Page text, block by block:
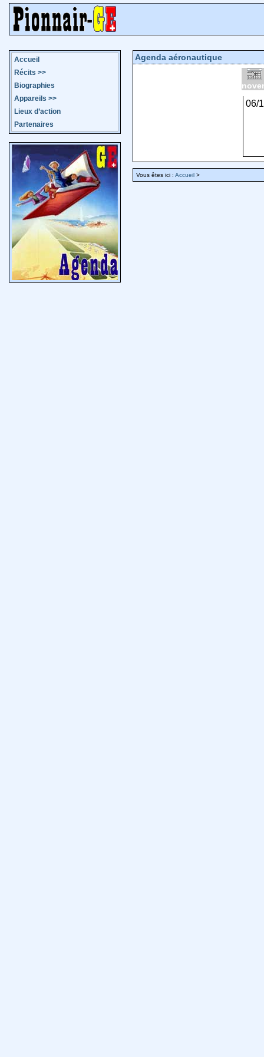
Accueil
Récits >>
Biographies
Appareils >>
Lieux d’action
Partenaires
Agenda aéronautique
06/
Vous êtes ici : Accueil >